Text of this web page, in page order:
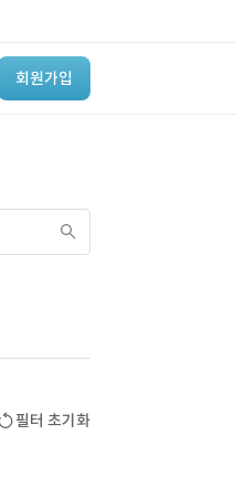
회원가입
필터 초기화